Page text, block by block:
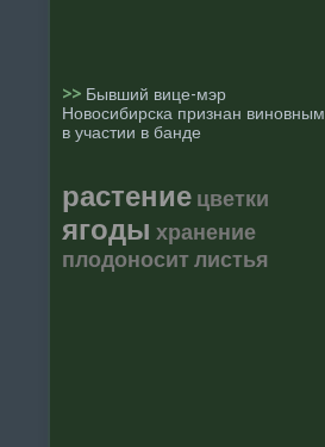
>> Бывший вице-мэр
Новосибирска признан виновным
в участии в банде
растение цветки
ягоды хранение
плодоноситлистья